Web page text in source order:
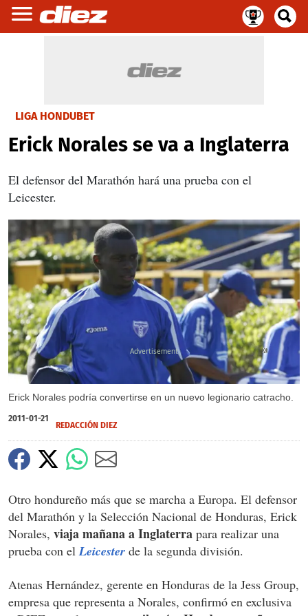
LIGA HONDUBET
Erick Norales se va a Inglaterra
El defensor del Marathón hará una prueba con el
Leicester.
Erick Norales podría convertirse en un nuevo legionario catracho.
X
2011-01-21
REDACCIÓN DIEZ
Otro hondureño más que se marcha a Europa. El defensor
del Marathón y la Selección Nacional de Honduras, Erick
Norales, viaja mañana a Inglaterra para realizar una
prueba con elLeicester de la segunda división.
Atenas Hernández, gerente en Honduras de la Jess Group,
empresa que representa a Norales, confirmó en exclusiva